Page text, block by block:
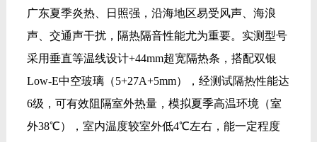
三、广东多地实测：真实环境，
实力验证
为进一步验证适配性，我们选取广东惠州大亚湾（海
景房）、广州南沙（高层江景房）、珠海香洲（海岛
房）、深圳宝安（沿海小区）四大典型沿海区域，选